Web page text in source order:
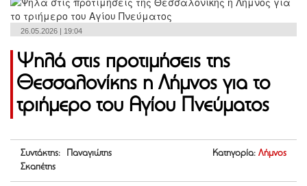
26.05.2026 | 19:04
Ψηλά στις προτιμήσεις της
Θεσσαλονίκης η Λήμνος για το
τριήμερο του Αγίου Πνεύματος
Συντάκτης: Παναγιώτης
Σκαπέτης
Κατηγορία: Λήμνος